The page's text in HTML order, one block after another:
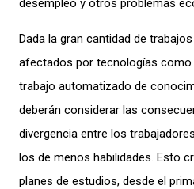
desempleo y otros problemas
Dada la gran cantidad de
afectados por tecnologías como
trabajo automatizado de
deberán considerar las
divergencia entre los
los de menos habilidades. Esto
planes de estudios, desde el